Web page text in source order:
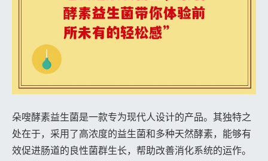
朵嗖酵素益生菌是一款专为现代人设计的产品。其独特之
处在于，采用了高浓度的益生菌和多种天然酵素，能够有
效促进肠道的良性菌群生长，帮助改善消化系统的运作。